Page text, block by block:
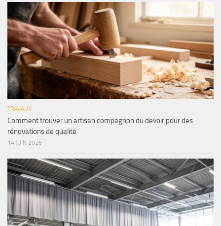
TRAVAUX
Comment trouver un artisan compagnon du devoir pour des
rénovations de qualité
14 JUIN 2026